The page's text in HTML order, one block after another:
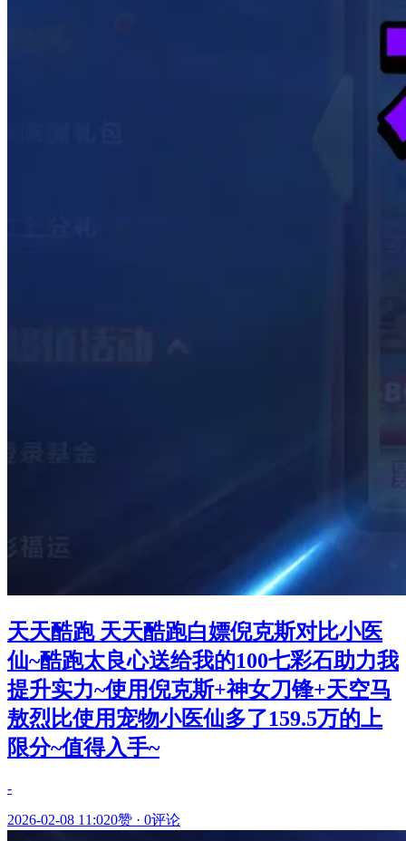
天天酷跑 天天酷跑白嫖倪克斯对比小医
仙~酷跑太良心送给我的100七彩石助力我
提升实力~使用倪克斯+神女刀锋+天空马
敖烈比使用宠物小医仙多了159.5万的上
限分~值得入手~
-
2026-02-08 11:020赞 · 0评论